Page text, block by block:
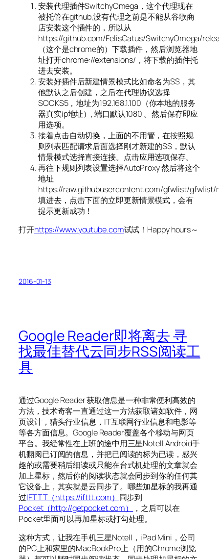
安装代理插件SwitchyOmega，这个代理现在
被托管在github,没有代理之前是不能从谷歌商
店安装这个插件的，所以从
https://github.com/FelisCatus/SwitchyOmega/
（这个是chrome的）下载插件，然后浏览器地
址打开chrome://extensions/，将下载的插件托
进去安装。
安装好插件后新建情景模式比如命名为SS，其
他默认之后创建，之后在代理协议选择
SOCKS5，地址为192.168.1.100（你本地的服务
器真实ip地址）, 端口默认1080 。然后保存即应
用选项。
接着点击自动切换，上面的不用管，在按照规
则列表匹配请求后面选择刚才新建的SS，默认
情景模式选择直接连接。点击应用选项保存。
再往下规则列表设置选择AutoProxy 然后将这个
地址
https://raw.githubusercontent.com/gfwlist/
填进去，点击下面的立即更新情景模式，会有
提示更新成功！
打开https://www.youtube.com试试！Happy hours～
2016-01-13
Google Reader即将离去 寻
找最佳替代云同步RSS阅读工
具
通过Google Reader 获取信息是一种非常便利高效的
方法，技术奇客一直通过这一方法获取诸如软件，网
页设计，猎头行业信息，IT互联网行业信息和电影等
等各方面信息。Google Reader覆盖各个移动与网页
平台。我经常性在上班的途中用三星NoteII Android手
机翻阅已订阅的信息，并把已阅读的标为已读，感兴
趣的或需要稍后细读或只能在台式机处理的文章就会
加上星标，然后你的阅读状态就会同步到你的任何其
它设备上，其实就是云同步了。哪些加星标的我再通
过IFTTT（https://ifttt.com） 同步到
Pocket（http://getpocket.com）
，之后可以在
Pocket里面可以再加星标或打勾处理。
这种方式，让我在手机三星NoteII，iPad Mini，公司
的PC上和家里的MacBookPro上（用的Chrome浏览